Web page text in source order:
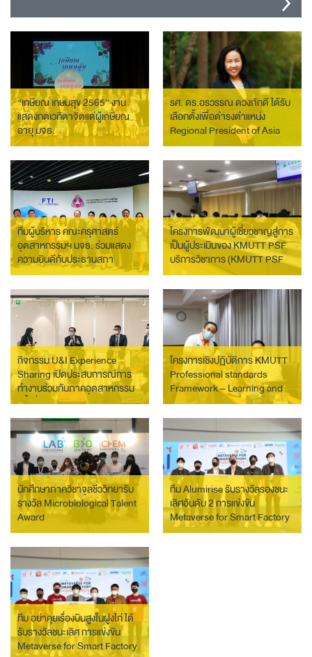
“เกษียณ เกษมสุข 2565” งาน
แสดงกตเวทิตาจิตแด่ผู้เกษียณ
อายุ มจธ.
รศ. ดร.อรวรรณ ดวงภักดี ได้รับ
เลือกตั้งเพื่อดำรงตำแหน่ง
Regional President of Asia
ทีมผู้บริหาร คณะครุศาสตร์
อุตสาหกรรมฯ มจธ. ร่วมแสดง
ความยินดีกับประธานสภา
อุตสาหกรรมแห่งประเทศไทย
โครงการพัฒนาผู้เชี่ยวชาญสู่การ
เป็นผู้ประเมินของ KMUTT PSF
บริการวิชาการ (KMUTT PSF
Professional Standards
Framework for Academic
Services)
กิจกรรม U&I Experience
Sharing เปิดประสบการณ์การ
ทำงานร่วมกับภาคอุตสาหกรรม
ครั้งที่ 3 หัวข้อ Future Health
Innovation นวัตกรรมสุขภาพ
แห่งอนาคต
โครงการเชิงปฏิบัติการ KMUTT
Professional standards
Framework – Learning and
Teaching
นักศึกษาภาควิชาจุลชีววิทยารับ
รางวัล Microbiological Talent
Award
ทีม Alumirise รับรางวัลรองชนะ
เลิศอันดับ 2 การแข่งขัน
Metaverse for Smart Factory
Contest 2022
ทีม อย่าคุยเรื่องบินสูงในฝูงไก่ ได้
รับรางวัลชนะเลิศ การแข่งขัน
Metaverse for Smart Factory